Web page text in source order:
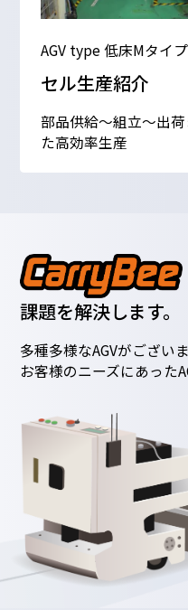
AGV type 低床Mタイプ
セル生産紹介
部品供給～組立～出
た高効率生産
課題を解決します。
多種多様なAGVがございま
お客様のニーズにあった